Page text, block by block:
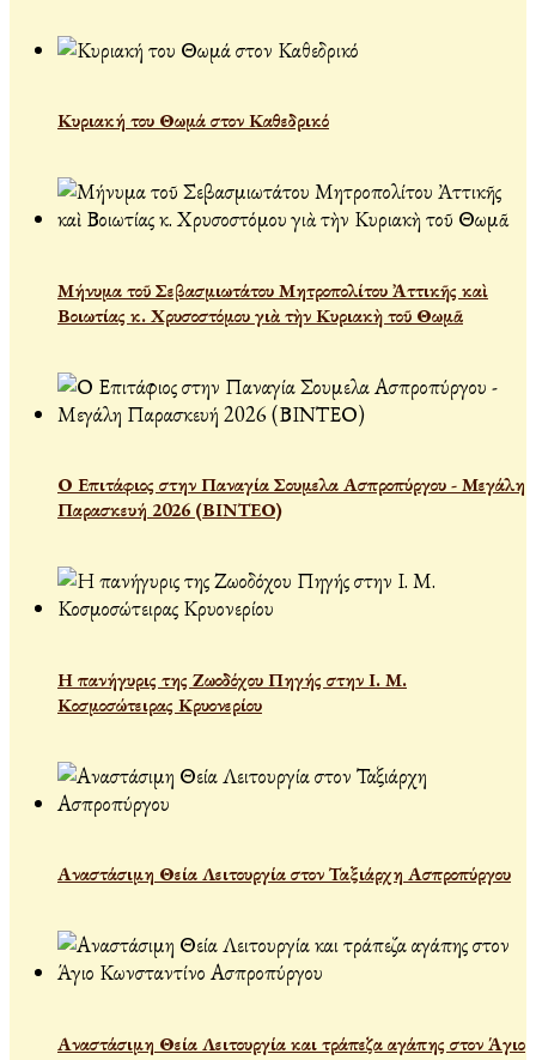
Κυριακή του Θωμά στον Καθεδρικό
Μήνυμα τοῦ Σεβασμιωτάτου Μητροπολίτου Ἀττικῆς καὶ
Βοιωτίας κ. Χρυσοστόμου γιὰ τὴν Κυριακὴ τοῦ Θωμᾶ
Ο Επιτάφιος στην Παναγία Σουμελα Ασπροπύργου - Μεγάλη
Παρασκευή 2026 (ΒΙΝΤΕΟ)
Η πανήγυρις της Ζωοδόχου Πηγής στην Ι. Μ.
Κοσμοσώτειρας Κρυονερίου
Αναστάσιμη Θεία Λειτουργία στον Ταξιάρχη Ασπροπύργου
Αναστάσιμη Θεία Λειτουργία και τράπεζα αγάπης στον Άγιο